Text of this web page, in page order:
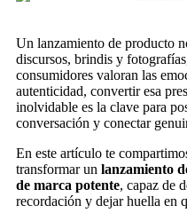
Un lanzamiento de producto
discursos, brindis y
consumidores valoran las
autenticidad, convertir esa
inolvidable es la clave para
conversación y conectar
En este artículo te
transformar un lanzamiento
de marca potente, capaz de
recordación y dejar huella en